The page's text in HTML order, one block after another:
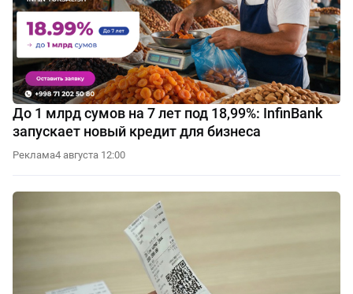
До 1 млрд сумов на 7 лет под 18,99%: InfinBank
запускает новый кредит для бизнеса
Реклама4 августа 12:00